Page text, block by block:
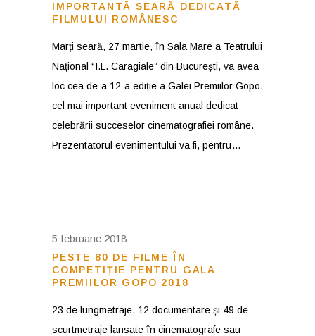
IMPORTANTĂ SEARĂ DEDICATĂ
FILMULUI ROMÂNESC
Marți seară, 27 martie, în Sala Mare a Teatrului
Național “I.L. Caragiale” din București, va avea
loc cea de-a 12-a ediție a Galei Premiilor Gopo,
cel mai important eveniment anual dedicat
celebrării succeselor cinematografiei române.
Prezentatorul evenimentului va fi, pentru
5 februarie 2018
PESTE 80 DE FILME ÎN
COMPETIȚIE PENTRU GALA
PREMIILOR GOPO 2018
23 de lungmetraje, 12 documentare și 49 de
scurtmetraje lansate în cinematografe sau